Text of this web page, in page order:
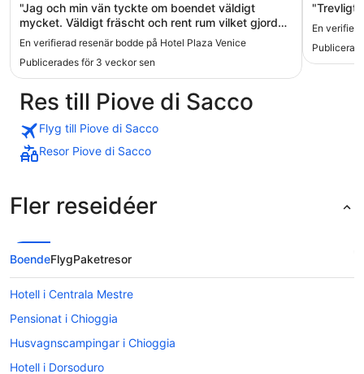
"Jag och min vän tyckte om boendet väldigt
mycket. Väldigt fräscht och rent rum vilket gjorde
att vi kände oss bekväma. Personalen redan från
start var väldigt hjälpsamma och hjälpte oss med
allt från incheckning, utcheckning och hur vi kunde
ta oss från hotellet till flygplatsen. Mycket trevligt
bemötande vilket var någonting som
uppskattades. Vi personligen åt ingen frukost på
hotellet eftersom vi inte skulle vara där många
dagar, men hotellet är väldigt centralt vilket gör att
man har tillgång till andra livsmedelsbutiker såsom
lättare att använda. Det var svårt att till exempel
casta för det gick inte alls. Men överlag 10/10
rekommenderat det till andra samt stannat där
igen."
En verifierad resenär bodde på Hotel Plaza Venice
Publicerades för 3 veckor sen
"Trevligt
En
Res till Piove di Sacco
Flyg till Piove di Sacco
Resor Piove di Sacco
Fler reseidéer
BoendeFlygPaketresor
Hotell i Centrala Mestre
Pensionat i Chioggia
Husvagnscampingar i Chioggia
Hotell i Dorsoduro